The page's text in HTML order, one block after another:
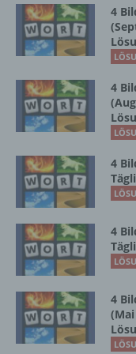
4
4
4
4
4
Betroffene
werden.
Daten wie
Auslesen,
die
Verbreitung